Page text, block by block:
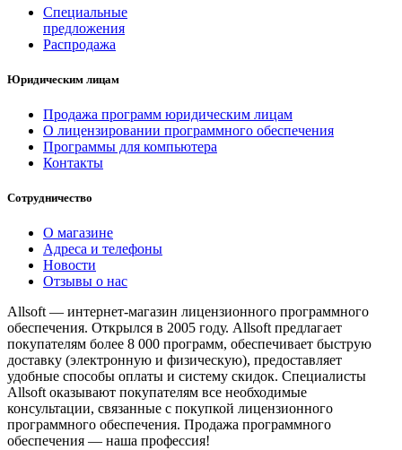
Специальные
предложения
Распродажа
Юридическим лицам
Продажа программ юридическим лицам
О лицензировании программного обеспечения
Программы для компьютера
Контакты
Сотрудничество
О магазине
Адреса и телефоны
Новости
Отзывы о нас
Allsoft — интернет-магазин лицензионного программного
обеспечения. Открылся в 2005 году. Allsoft предлагает
покупателям более 8 000 программ, обеспечивает быструю
доставку (электронную и физическую), предоставляет
удобные способы оплаты и систему скидок. Специалисты
Allsoft оказывают покупателям все необходимые
консультации, связанные с покупкой лицензионного
программного обеспечения. Продажа программного
обеспечения — наша профессия!